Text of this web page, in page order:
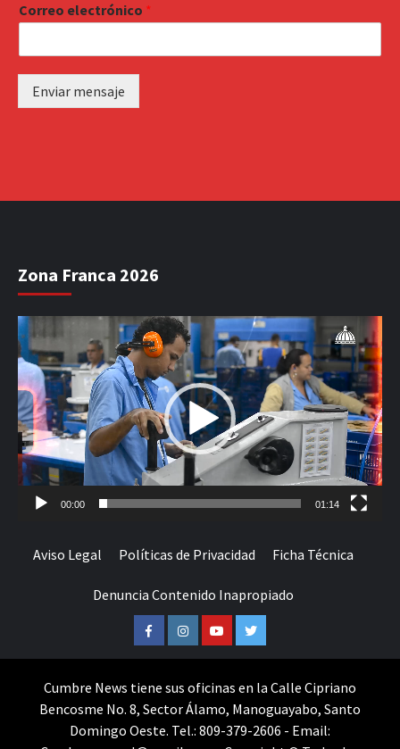
Correo electrónico *
Enviar mensaje
Zona Franca 2026
Reproductor
de
vídeo
00:00 01:14
Aviso Legal Políticas de Privacidad Ficha Técnica
Denuncia Contenido Inapropiado
FacebookInstagramYoutubeTwitter
Cumbre News tiene sus oficinas en la Calle Cipriano
Bencosme No. 8, Sector Álamo, Manoguayabo, Santo
Domingo Oeste. Tel.: 809-379-2606 - Email: